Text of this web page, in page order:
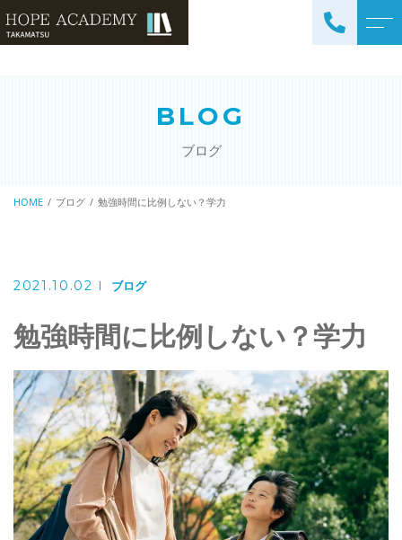
小学生コース / 高学年～
高校生コース（3科目）
英会話コース（幼児～小学
お電話によるお問い合わせ
087-887-7663
BLOG
ブログ
HOME ブログ 勉強時間に比例しない？学力
2021.10.02 ブログ
勉強時間に比例しない？学力